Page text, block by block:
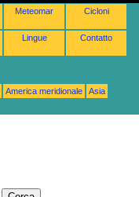
Meteomar Cicloni
Lingue Contatto
America meridionale
Asia